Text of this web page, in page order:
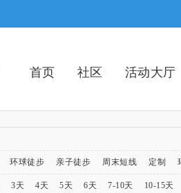
首页 社区 活动大厅
环球徒步 亲子徒步 周末短线 定制
五台山大朝 五台山 重庆 福建
3天 4天 5天 6天 7-10天 10-15天